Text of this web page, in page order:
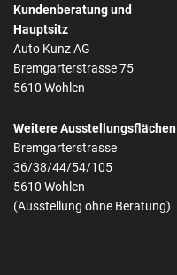
Kundenberatung und
Hauptsitz
Auto Kunz AG
Bremgarterstrasse 75
5610 Wohlen
Weitere Ausstellungsflächen
Bremgarterstrasse
36/38/44/54/105
5610 Wohlen
(Ausstellung ohne Beratung)